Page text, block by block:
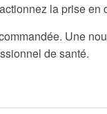
la prise en
Une
de santé.